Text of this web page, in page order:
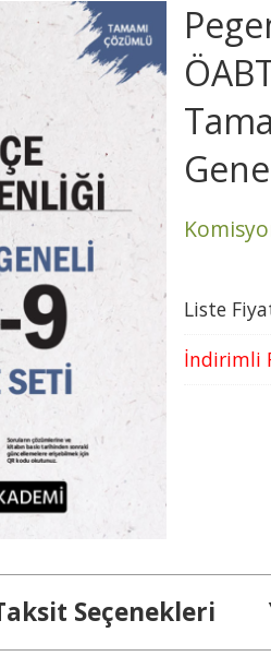
Liste
İndirimli
Seçenekleri